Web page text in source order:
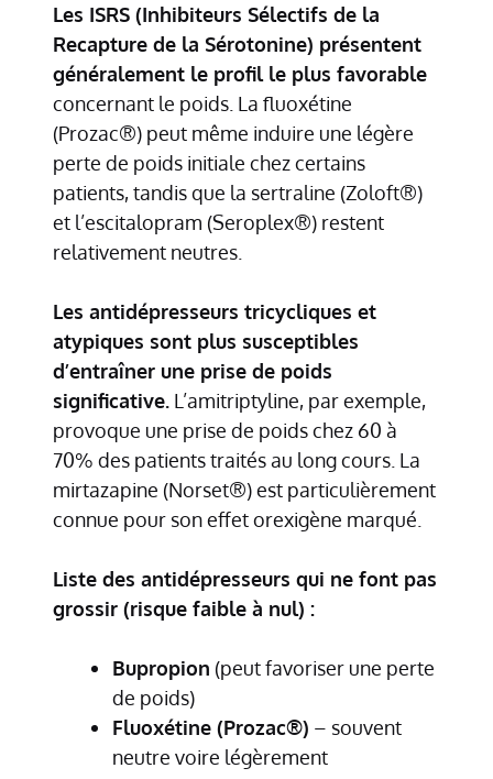
Les ISRS (Inhibiteurs Sélectifs de la
Recapture de la Sérotonine) présentent
généralement le profil le plus favorable
concernant le poids. La fluoxétine
(Prozac®) peut même induire une légère
perte de poids initiale chez certains
patients, tandis que la sertraline (Zoloft®)
et l’escitalopram (Seroplex®) restent
relativement neutres.
Les antidépresseurs tricycliques et
atypiques sont plus susceptibles
d’entraîner une prise de poids
significative. L’amitriptyline, par exemple,
provoque une prise de poids chez 60 à
70% des patients traités au long cours. La
mirtazapine (Norset®) est particulièrement
connue pour son effet orexigène marqué.
Liste des antidépresseurs qui ne font pas
grossir (risque faible à nul) :
Bupropion (peut favoriser une perte
de poids)
Fluoxétine (Prozac®) – souvent
neutre voire légèrement